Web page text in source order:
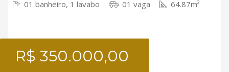
01 banheiro, 1 lavabo
01 vaga 64.87m²
R$ 350.000,00